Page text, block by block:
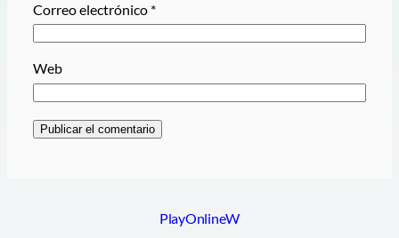
Correo electrónico *
Web
PlayOnlineW